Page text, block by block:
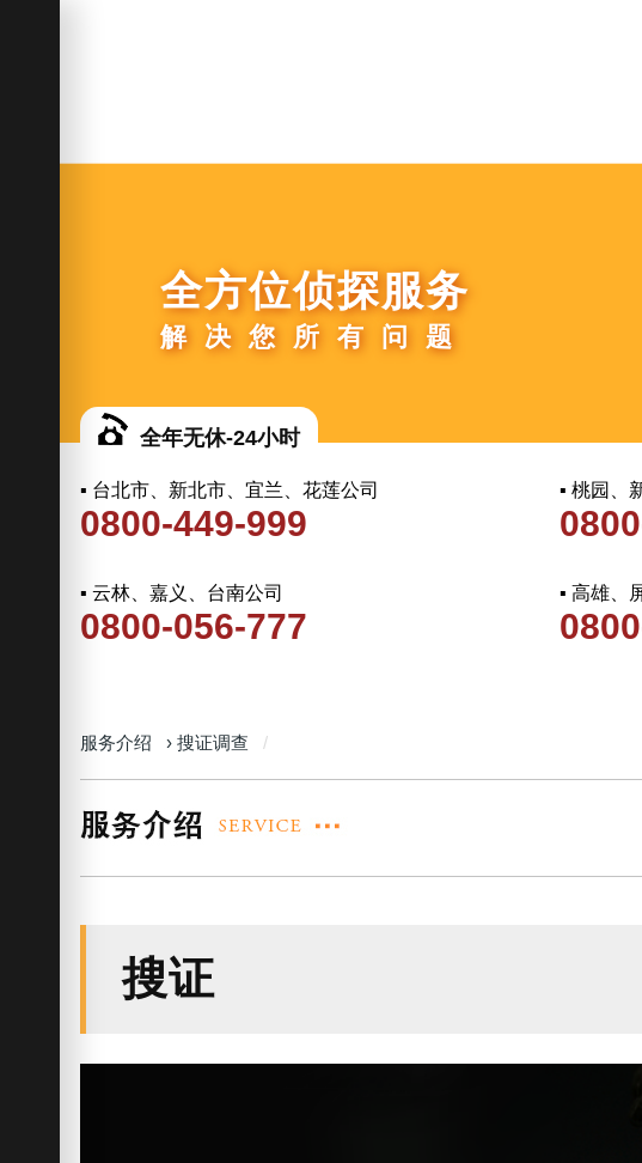
全方位侦探服务
解决您所有问题
全年无休-24小时
▪ 台北市、新北市、宜兰、花莲公司
0800-449-999
▪ 桃园、
▪ 云林、嘉义、台南公司
0800-056-777
▪ 高雄、
服务介绍 › 搜证调查
搜证